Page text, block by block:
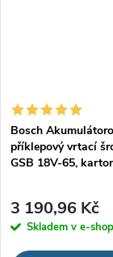
Bosch
příklepový vrtací
GSB 18V-65,
3 190,96 Kč
Skladem v e-